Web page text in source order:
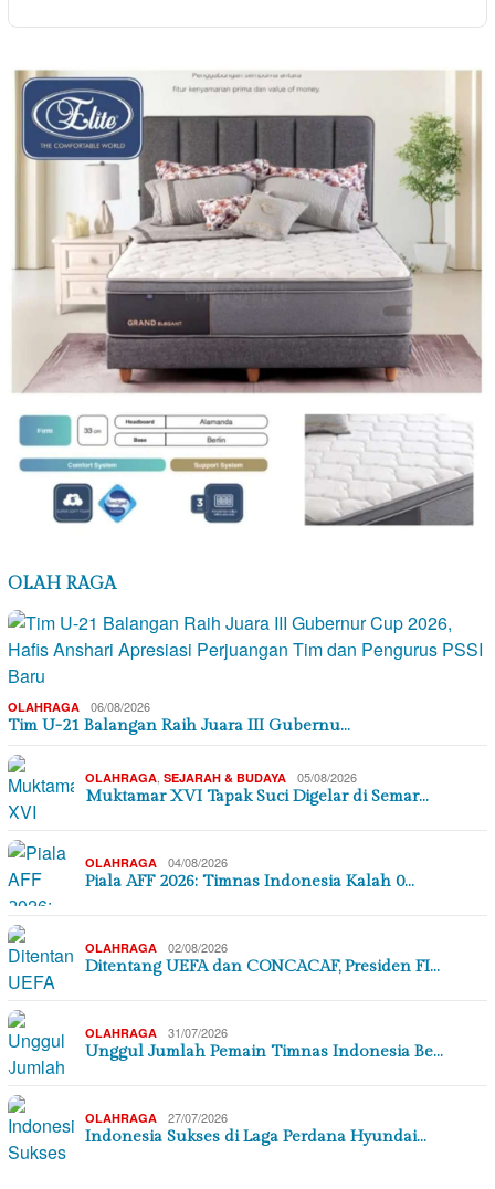
OLAH RAGA
OLAHRAGA 06/08/2026
Tim U-21 Balangan Raih Juara III Gubernu…
OLAHRAGA SEJARAH & BUDAYA 05/08/2026
Muktamar XVI Tapak Suci Digelar di Semar…
OLAHRAGA 04/08/2026
Piala AFF 2026: Timnas Indonesia Kalah 0…
OLAHRAGA 02/08/2026
Ditentang UEFA dan CONCACAF, Presiden FI…
OLAHRAGA 31/07/2026
Unggul Jumlah Pemain Timnas Indonesia Be…
OLAHRAGA 27/07/2026
Indonesia Sukses di Laga Perdana Hyundai…